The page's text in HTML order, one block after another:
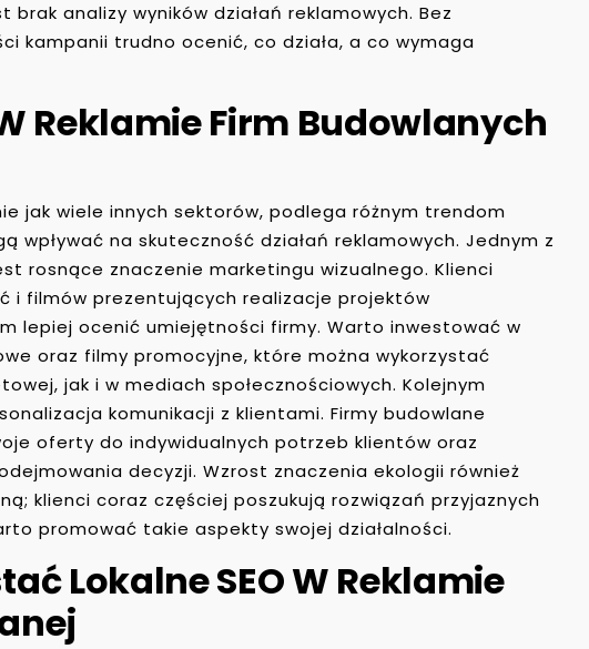
brak analizy wyników działań reklamowych. Bez
kampanii trudno ocenić, co działa, a co wymaga
Reklamie Firm Budowlanych
jak wiele innych sektorów, podlega różnym trendom
wpływać na skuteczność działań reklamowych. Jednym z
rosnące znaczenie marketingu wizualnego. Klienci
i filmów prezentujących realizacje projektów
lepiej ocenić umiejętności firmy. Warto inwestować w
oraz filmy promocyjne, które można wykorzystać
jak i w mediach społecznościowych. Kolejnym
komunikacji z klientami. Firmy budowlane
oferty do indywidualnych potrzeb klientów oraz
decyzji. Wzrost znaczenia ekologii również
klienci coraz częściej poszukują rozwiązań przyjaznych
promować takie aspekty swojej działalności.
Lokalne SEO W Reklamie